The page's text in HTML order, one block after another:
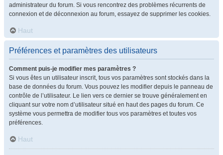
administrateur du forum. Si vous rencontrez des problèmes récurrents de
connexion et de déconnexion au forum, essayez de supprimer les cookies.
Haut
Préférences et paramètres des utilisateurs
Comment puis-je modifier mes paramètres ?
Si vous êtes un utilisateur inscrit, tous vos paramètres sont stockés dans la
base de données du forum. Vous pouvez les modifier depuis le panneau de
contrôle de l’utilisateur. Le lien vers ce dernier se trouve généralement en
cliquant sur votre nom d’utilisateur situé en haut des pages du forum. Ce
système vous permettra de modifier tous vos paramètres et toutes vos
préférences.
Haut